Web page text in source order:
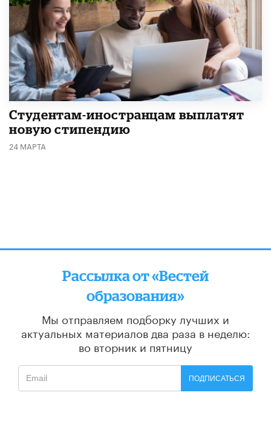
Студентам-иностранцам выплатят
новую стипендию
24 МАРТА
Рассылка от «Вестей
образования»
Мы отправляем подборку лучших и
актуальных материалов два раза в неделю:
во вторник и пятницу
ПОДПИСАТЬСЯ